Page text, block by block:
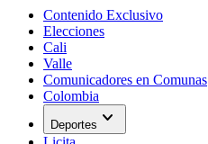
Contenido Exclusivo
Elecciones
Cali
Valle
Comunicadores en Comunas
Colombia
Deportes expand_more